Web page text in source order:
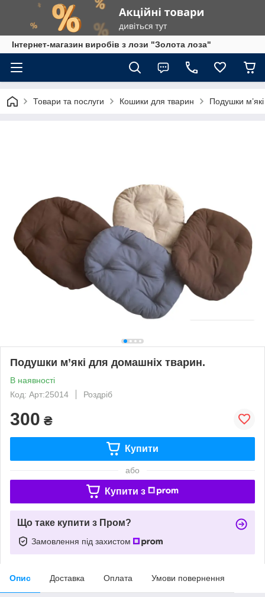
Інтернет-магазин виробів з лози "Золота лоза"
Товари та послуги Кошики для тварин Подушки
Подушки м’які для домашніх тварин.
В наявності
Код: Арт:25014
Роздріб
300 ₴
Купити
або
Купити з
Що таке купити з Пром?
Замовлення під захистом
Опис Доставка Оплата Умови повернення